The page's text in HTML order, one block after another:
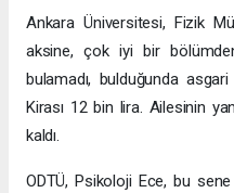
Ankara Üniversitesi, Fizik
aksine, çok iyi bir
bulamadı, bulduğunda
Kirası 12 bin lira. Ailesinin
kaldı.
ODTÜ, Psikoloji Ece, bu